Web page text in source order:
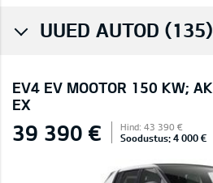
UUED AUTOD (135)
EV4 EV MOOTOR 150 KW;
EX
39 390 € Hind: 43 390 €
Soodustus: 4 000 €